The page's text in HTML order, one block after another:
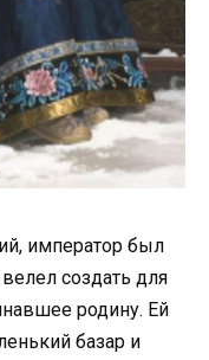
император был
создать для
родину. Ей
базар и